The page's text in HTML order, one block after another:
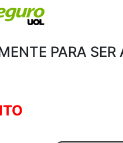
PARA SER